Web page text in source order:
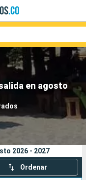
en agosto
2026 - 2027
Ordenar